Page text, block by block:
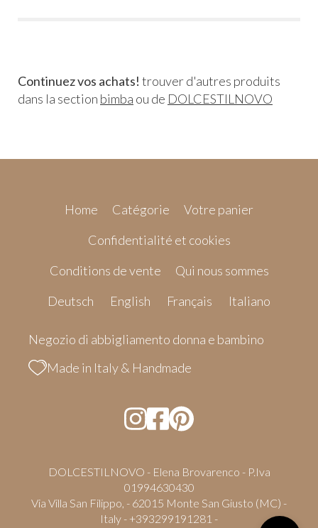
Continuez vos achats! trouver d'autres produits
dans la section bimba ou de DOLCESTILNOVO
Home Catégorie
Votre panier
Confidentialité et cookies
Conditions de vente
Qui nous sommes
Deutsch
English Français Italiano
Negozio di abbigliamento donna e bambino
Made in Italy & Handmade
DOLCESTILNOVO - Elena Brovarenco - P.Iva
01994630430
Via Villa San Filippo, - 62015 Monte San Giusto (MC) -
Italy - +393299191281 -